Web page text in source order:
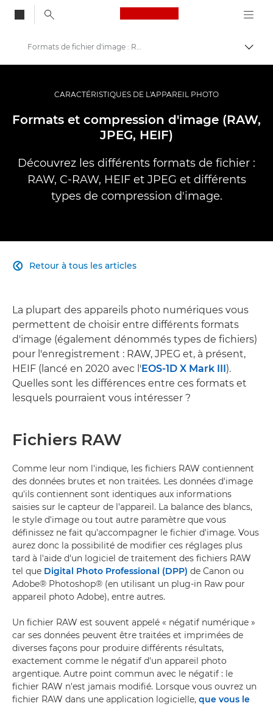
Canon Logo, back
Vidéo et photographie professionnelles
Banque d'informations : source d'informations sur la photographie
Formats de fichier d'image : RAW, JPEG et bien plus encore
CARACTÉRISTIQUES DE L'APPAREIL PHOTO
Formats et compression d'image (RAW,
JPEG, HEIF)
Découvrez les différents formats de fichier :
RAW, C-RAW, HEIF et JPEG et différents
types de compression d'image.
Retour à tous les articles

La plupart des appareils photo numériques vous
permettent de choisir entre différents formats
d'image (également dénommés types de fichiers)
pour l'enregistrement : RAW, JPEG et, à présent,
HEIF (lancé en 2020 avec l'EOS-1D X Mark III).
Quelles sont les différences entre ces formats et
lesquels pourraient vous intéresser ?
Fichiers RAW
Comme leur nom l'indique, les fichiers RAW contiennent
des données brutes et non traitées. Les données d'image
qu'ils contiennent sont identiques aux informations
saisies sur le capteur de l'appareil. La balance des blancs,
le style d'image ou tout autre paramètre que vous
définissez ne fait qu'accompagner le fichier d'image. Vous
aurez donc la possibilité de modifier ces réglages plus
tard à l'aide d'un logiciel de traitement des fichiers RAW
tel que Digital Photo Professional (DPP) de Canon ou
Adobe® Photoshop® (en utilisant un plug-in Raw pour
appareil photo Adobe), entre autres.
Un fichier RAW est souvent appelé « négatif numérique »
car ses données peuvent être traitées et imprimées de
diverses façons pour produire différents résultats,
exactement comme le négatif d'un appareil photo
argentique. Autre point commun avec le négatif : le
fichier RAW n'est jamais modifié. Lorsque vous ouvrez un
fichier RAW dans une application logicielle, que vous le